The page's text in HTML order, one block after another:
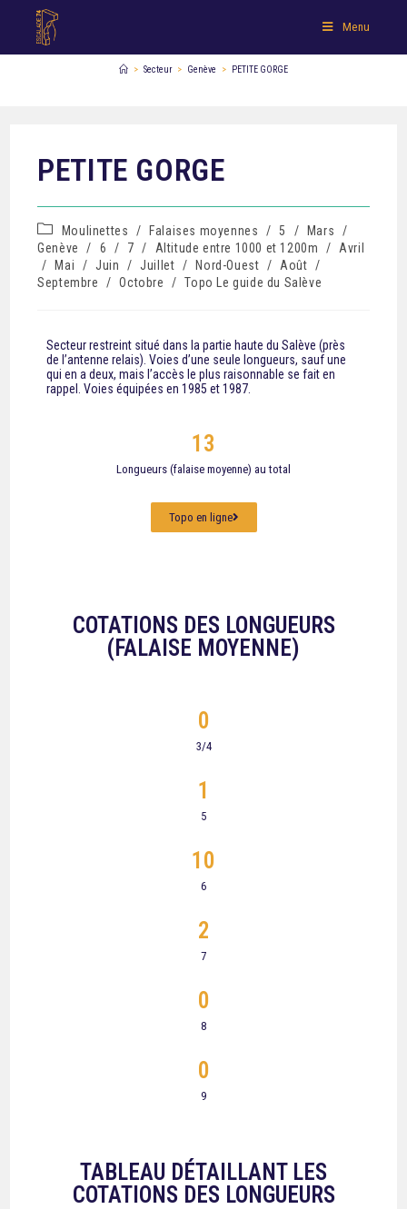
Menu
> Secteur > Genève > PETITE GORGE
PETITE GORGE
Moulinettes / Falaises moyennes / 5 / Mars
/
Genève
/ 6 / 7 / Altitude entre 1000 et 1200m /
Avril
/
Mai / Juin / Juillet / Nord-Ouest / Août /
Septembre
/ Octobre / Topo Le guide du Salève
Secteur restreint situé dans la partie haute du Salève (près
de l’antenne relais). Voies d’une seule longueurs, sauf une
qui en a deux, mais l’accès le plus raisonnable se fait en
rappel. Voies équipées en 1985 et 1987.
Longueurs (falaise moyenne) au total
13
Topo en ligne
COTATIONS DES LONGUEURS
(FALAISE MOYENNE)
3/4
0
5
1
6
10
7
2
8
0
9
0
TABLEAU DÉTAILLANT LES
COTATIONS DES LONGUEURS